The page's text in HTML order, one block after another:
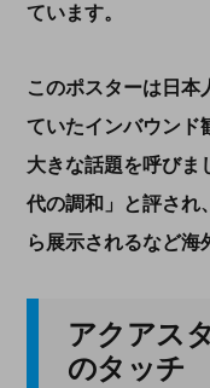
ています。
このポスターは日本
ていたインバウンド
大きな話題を呼びま
代の調和」と評され
ら展示されるなど海
アクアス
のタッチ